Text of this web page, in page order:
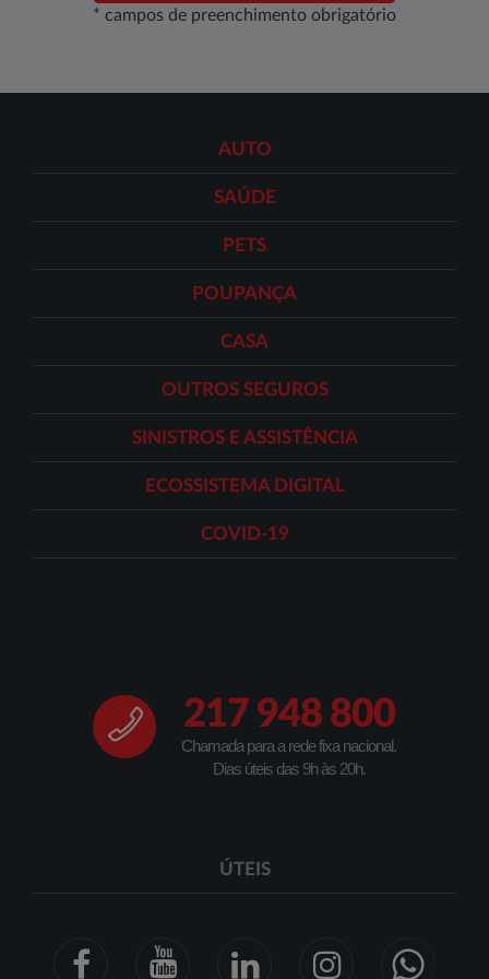
* campos de preenchimento obrigatório
AUTO
SAÚDE
PETS
POUPANÇA
CASA
OUTROS SEGUROS
SINISTROS E ASSISTÊNCIA
ECOSSISTEMA DIGITAL
COVID-19
217 948 800
Chamada para a rede fixa nacional.
Dias úteis das 9h às 20h.
ÚTEIS